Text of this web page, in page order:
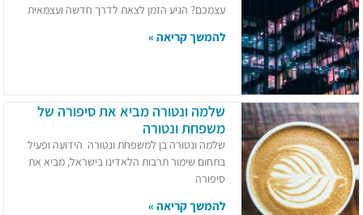
עצמכם? הגיע הזמן לצאת לדרך חדשה ועצמאית
להמשך קריאה »
שלמה ונטורה מביא את סיפורה של
משפחת ונטורה
שלמה ונטורה בן למשפחת ונטורה הידועה ופעיל
בתחום שימור תרבות הלאדינו בישראל, מביא את
סיפורה
להמשך קריאה »